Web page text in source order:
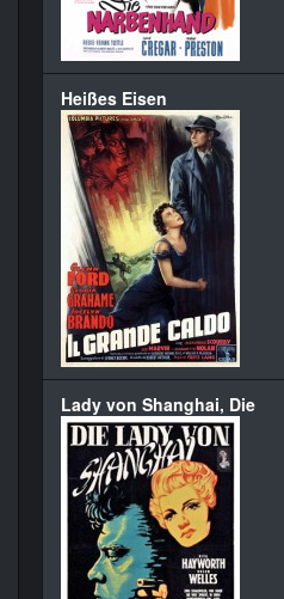
Heißes Eisen
Lady von Shanghai, Die